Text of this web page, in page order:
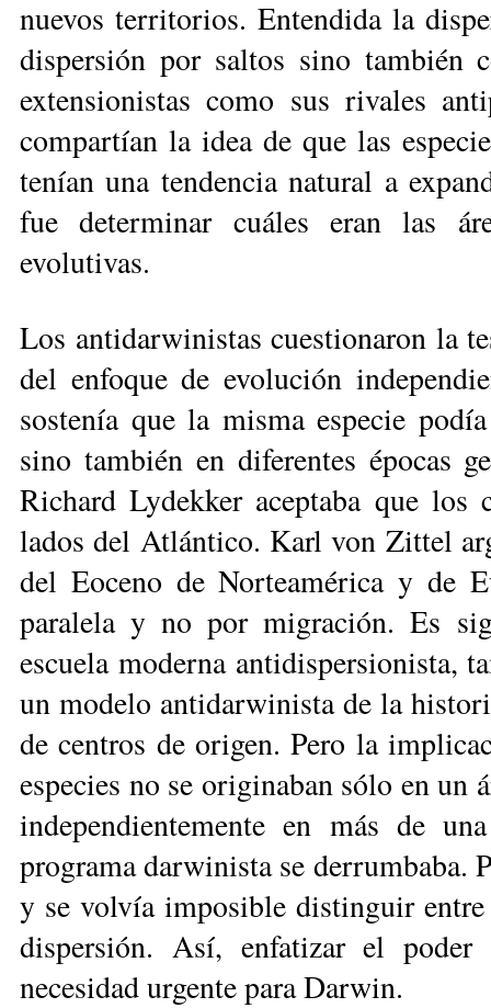
nuevos territorios. Entendida la
dispersión por saltos sino también
extensionistas como sus rivales
compartían la idea de que las
tenían una tendencia natural a
fue determinar cuáles eran las
evolutivas.
Los antidarwinistas cuestionaron la
del enfoque de evolución
sostenía que la misma especie
sino también en diferentes épo­cas
Richard Lydekker aceptaba que los
lados del Atlántico. Karl von Zittel
del Eoceno de Norte­amé­ri­ca y de
paralela y no por migración. Es
escuela moderna antidispersionista,
un modelo antidarwinista de la
de centros de origen. Pe­ro la
especies no se origina­ban sólo en un
independiente­mente en más de
programa dar­wi­nis­ta se derrumbaba.
y se volvía imposible distinguir
dispersión. Así, enfatizar el
necesidad urgente para Darwin.